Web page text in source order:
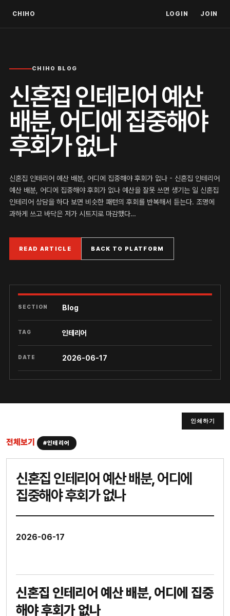
CHIHO LOGIN JOIN
CHIHO BLOG
신혼집 인테리어 예산
배분, 어디에 집중해야
후회가 없나
신혼집 인테리어 예산 배분, 어디에 집중해야 후회가 없나 - 신혼집 인테리어
예산 배분, 어디에 집중해야 후회가 없나 예산을 잘못 쓰면 생기는 일 신혼집
인테리어 상담을 하다 보면 비슷한 패턴의 후회를 반복해서 듣는다. 조명에
과하게 쓰고 바닥은 저가 시트지로 마감했다…
READ ARTICLE BACK TO PLATFORM
SECTION Blog
TAG 인테리어
DATE 2026-06-17
인쇄하기
전체보기 #인테리어
신혼집 인테리어 예산 배분, 어디에
집중해야 후회가 없나
2026-06-17
신혼집 인테리어 예산 배분, 어디에 집중
해야 후회가 없나